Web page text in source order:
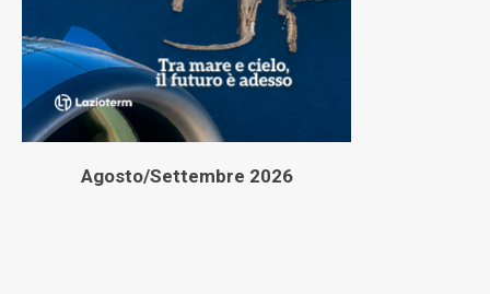
Agosto/Settembre 2026